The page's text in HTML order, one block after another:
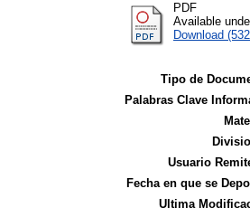
PDF
Available
Download
Tipo de
Palabras Clave
Usuario
Fecha en que se
Ultima